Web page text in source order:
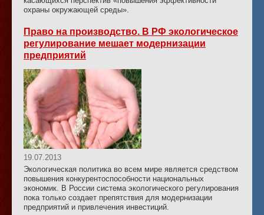
охраны окружающей среды».
Право на производство. В РФ экологическое
регулирование мешает модернизации
предприятий
19.07.2013
Экологическая политика во всем мире является средством
повышения конкурентоспособности национальных
экономик. В России система экологического регулирования
пока только создает препятствия для модернизации
предприятий и привлечения инвестиций.